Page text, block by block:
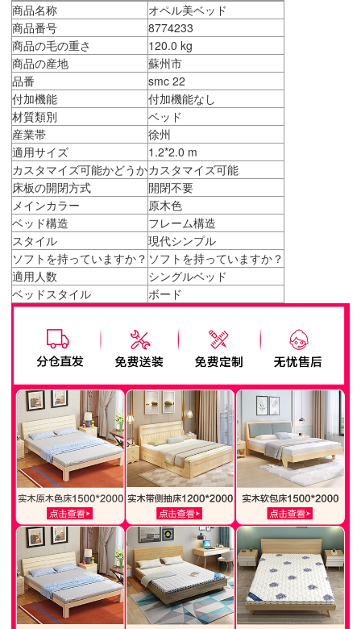
商品名称
オペル美ベッド
商品番号
8774233
商品の毛の重さ
120.0 kg
商品の産地
蘇州市
品番
smc 22
付加機能
付加機能なし
材質類別
ベッド
産業帯
徐州
適用サイズ
1.2*2.0 m
カスタマイズ可能かどうかカスタマイズ可能
床板の開閉方式
開閉不要
メインカラー
原木色
ベッド構造
フレーム構造
スタイル
現代シンプル
ソフトを持っていますか？ ソフトを持っていますか？
適用人数
シングルベッド
ベッドスタイル
ボード